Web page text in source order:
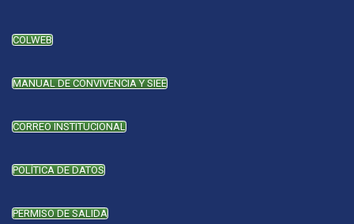
COLWEB
MANUAL DE CONVIVENCIA Y SIEE
CORREO INSTITUCIONAL
POLÍTICA DE DATOS
PERMISO DE SALIDA